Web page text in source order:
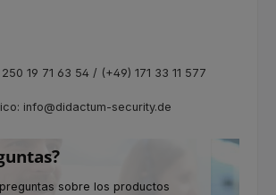
19 71 63 54 / (+49) 171 33 11 577
info@didactum-security.de
sobre los productos